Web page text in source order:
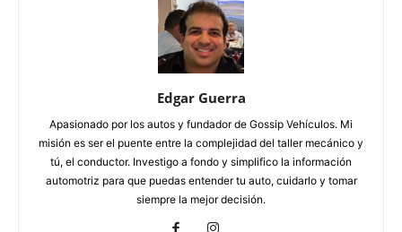
Edgar Guerra
Apasionado por los autos y fundador de Gossip Vehículos. Mi
misión es ser el puente entre la complejidad del taller mecánico y
tú, el conductor. Investigo a fondo y simplifico la información
automotriz para que puedas entender tu auto, cuidarlo y tomar
siempre la mejor decisión.